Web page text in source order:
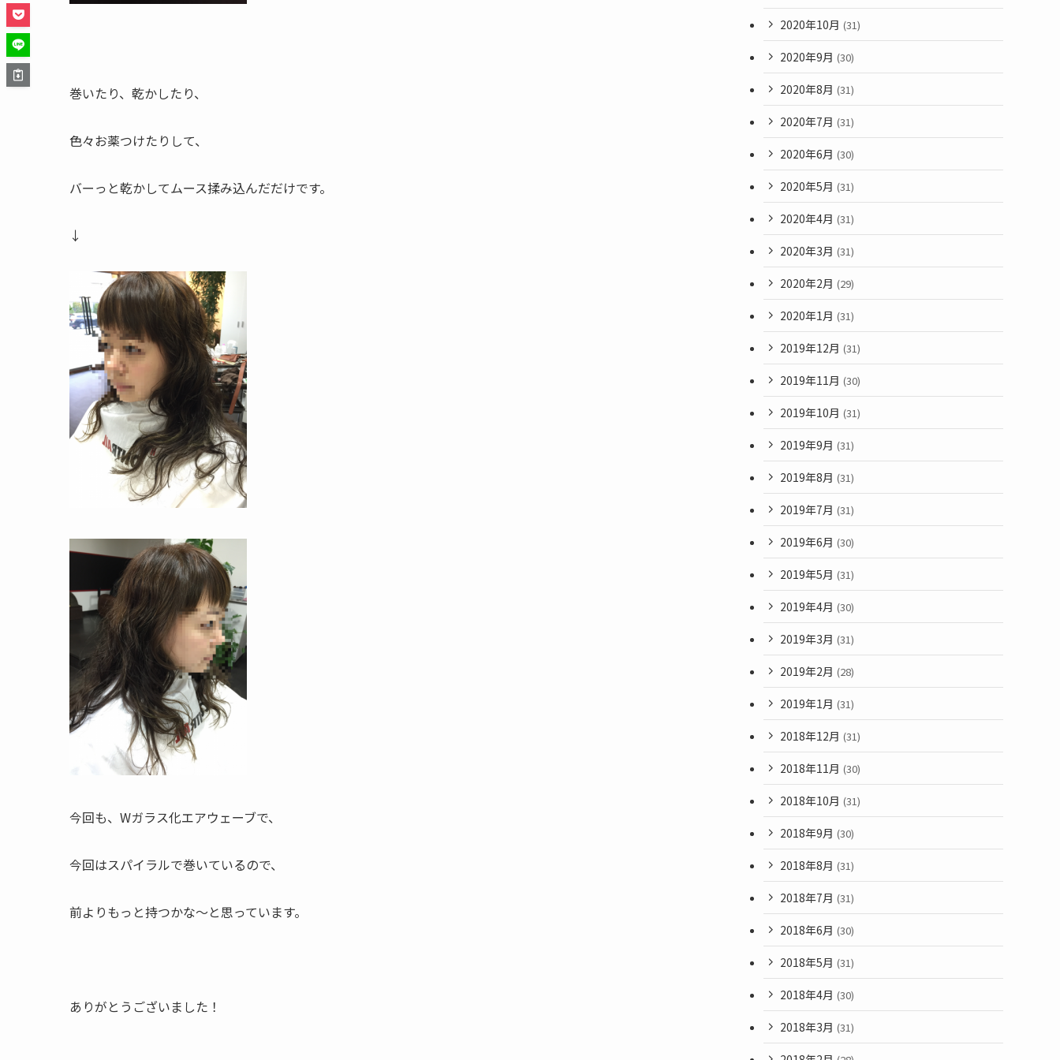
巻いたり、乾かしたり、
色々お薬つけたりして、
バーっと乾かしてムース揉み込んだだけです。
↓
今回も、Wガラス化エアウェーブで、
今回はスパイラルで巻いているので、
前よりもっと持つかな〜と思っています。
ありがとうございました！
2020年10月 (31)
2020年9月 (30)
2020年8月 (31)
2020年7月 (31)
2020年6月 (30)
2020年5月 (31)
2020年4月 (31)
2020年3月 (31)
2020年2月 (29)
2020年1月 (31)
2019年12月 (31)
2019年11月 (30)
2019年10月 (31)
2019年9月 (31)
2019年8月 (31)
2019年7月 (31)
2019年6月 (30)
2019年5月 (31)
2019年4月 (30)
2019年3月 (31)
2019年2月 (28)
2019年1月 (31)
2018年12月 (31)
2018年11月 (30)
2018年10月 (31)
2018年9月 (30)
2018年8月 (31)
2018年7月 (31)
2018年6月 (30)
2018年5月 (31)
2018年4月 (30)
2018年3月 (31)